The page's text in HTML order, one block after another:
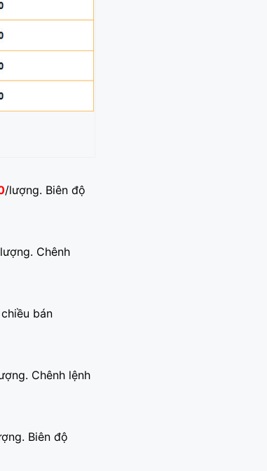
/lượng. Biên độ
Chênh
bán
Chênh lệnh
Biên độ